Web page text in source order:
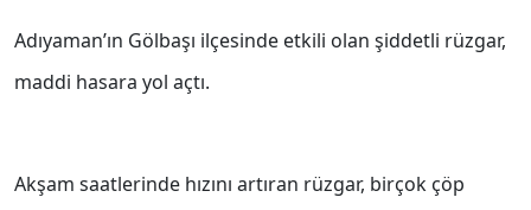
Adıyaman’ın Gölbaşı ilçesinde etkili olan şiddetli rüzgar,
maddi hasara yol açtı.
Akşam saatlerinde hızını artıran rüzgar, birçok çöp